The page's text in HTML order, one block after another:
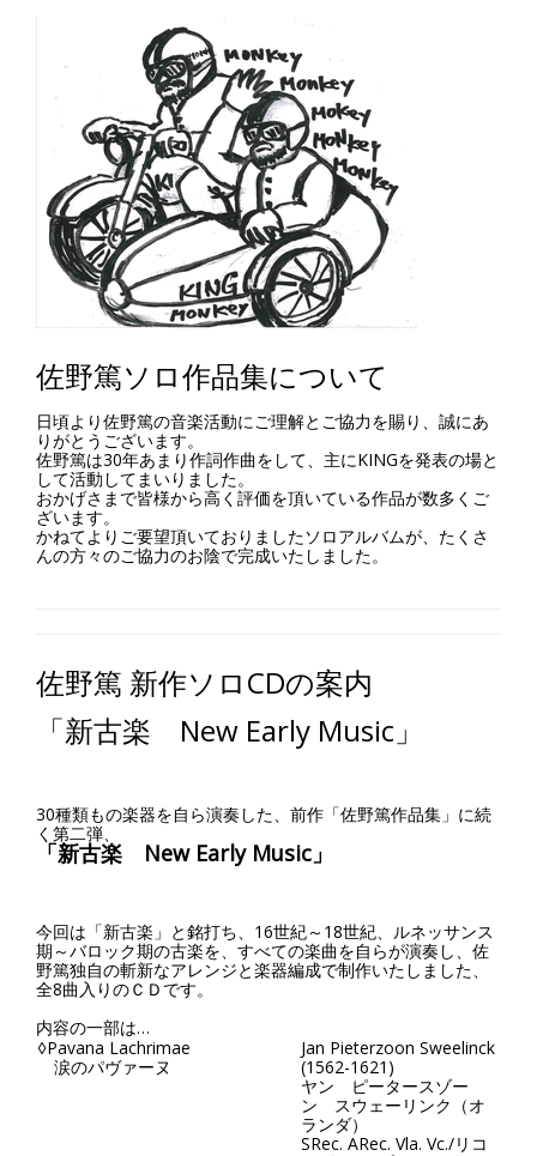
佐野篤ソロ作品集について
日頃より佐野篤の音楽活動にご理解とご協力を賜り、誠にあ
りがとうございます。
佐野篤は30年あまり作詞作曲をして、主にKINGを発表の場と
して活動してまいりました。
おかげさまで皆様から高く評価を頂いている作品が数多くご
ざいます。
かねてよりご要望頂いておりましたソロアルバムが、たくさ
んの方々のご協力のお陰で完成いたしました。
佐野篤 新作ソロCDの案内
「新古楽 New Early Music」
30種類もの楽器を自ら演奏した、前作「佐野篤作品集」に続
く第二弾、
「新古楽 New Early Music」
今回は「新古楽」と銘打ち、16世紀～18世紀、ルネッサンス
期～バロック期の古楽を、すべての楽曲を自らが演奏し、佐
野篤独自の斬新なアレンジと楽器編成で制作いたしました、
全8曲入りのＣＤです。
内容の一部は…
◊Pavana Lachrimae
涙のパヴァーヌ
Jan Pieterzoon Sweelinck
(1562-1621)
ヤン ピータースゾー
ン スウェーリンク（オ
ランダ）
SRec. ARec. Vla. Vc./リコ